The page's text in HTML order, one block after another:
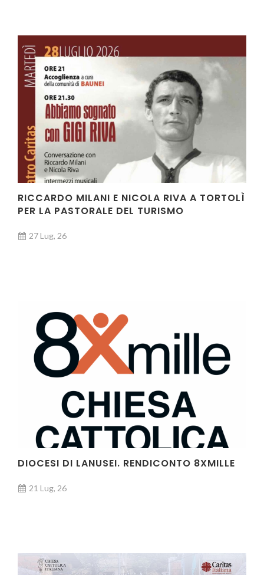
RICCARDO MILANI E NICOLA RIVA A TORTOLÌ
PER LA PASTORALE DEL TURISMO
27 Lug, 26
DIOCESI DI LANUSEI. RENDICONTO 8XMILLE
21 Lug, 26